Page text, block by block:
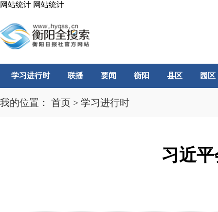
网站统计 网站统计
学习进行时 联播 要闻 衡阳 县区 园区
我的位置： 首页 > 学习进行时
习近